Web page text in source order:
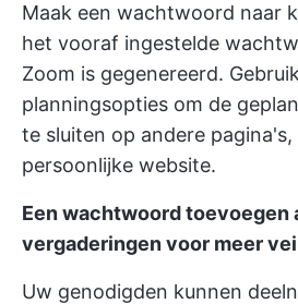
Maak een wachtwoord naar
het vooraf ingestelde
Zoom is gegenereerd.
planningsopties om de
te sluiten op andere pagina's,
persoonlijke website.
Een wachtwoord toevoegen
vergaderingen voor meer
Uw genodigden kunnen